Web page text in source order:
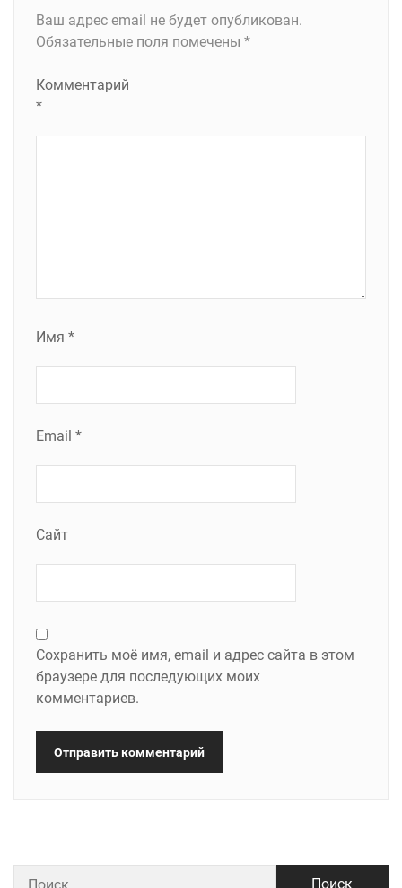
Ваш адрес email не будет опубликован.
Обязательные поля помечены *
Комментарий
*
Имя *
Email *
Сайт
Сохранить моё имя, email и адрес сайта в этом
браузере для последующих моих
комментариев.